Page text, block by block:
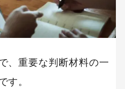
、重要な判断材料の一
す。